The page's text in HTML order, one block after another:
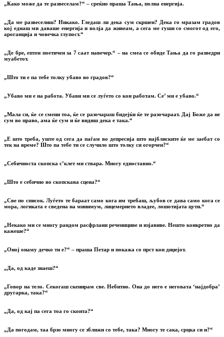
„Како може да те развеселам?“ – среќно праша Тања, полна енергија.
„Да ме развеселиш? Никако. Гледаш ли дека сум скршен? Дека го мразам градов
кој еднаш ми даваше енергија и волја да живеам, а сега ме гуши со смогот од его,
ароганција и човечка глупост.“
„Де бре, ептен поетичен за 7 саат навечер.“ – на смеа се обиде Тања да го разведри
муабетот.
„Што ти е па тебе толку убаво во градов?“
„Убаво ми е на работа. Убави ми се луѓето со кои работам. Се’ ми е убаво.“
„Мала си, ќе се смени тоа, ќе се разочараш бидејќи ќе те разочараат. Дај Боже да не
сум во право, ама ќе сум и ќе видиш дека е така.“
„Е што треба, уште од сега да паѓам во депресија што најблиските ќе ме заебат со
тек на време? Што па тебе ти се случило што толку си огорчен?“
„Себичноста скопска с’клет ми ствара. Многу едноставно.“
„Што е себично во скопскава сцена?“
„Све по список. Луѓето те бараат само кога им требаш, љубов се дава само кога се
мора, логиката е сведена на минимум, лицемерието владее, лошотијата цути.“
„Некако ми се многу рандом расфрлани реченициве и изјавиве. Нешто конкретно да
кажеше?“
„Оној онаму дечко ти е?“ – праша Петар и покажа со прст кон диџејот.
„Да, од каде знаеш?“
„Говор на тело. Секогаш скенирам све. Небитно. Она до него е неговата ‘најдобра’
другарка, така?“
„Да, од кај па сега тоа го сконта?“
„Да погодам, таа брзо многу се зближи со тебе, така? Многу те сака, срцка си и?“